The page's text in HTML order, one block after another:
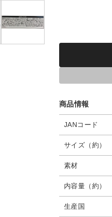
商品情報
JANコード
サイズ（約）
素材
内容量（約）
生産国